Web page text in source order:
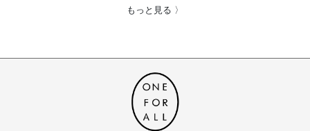
もっと見る 〉